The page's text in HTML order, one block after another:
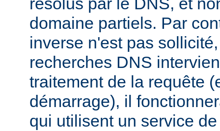
domaine partiels. Par
inverse n'est pas
recherches DNS
traitement de la requête
démarrage), il
qui utilisent un service